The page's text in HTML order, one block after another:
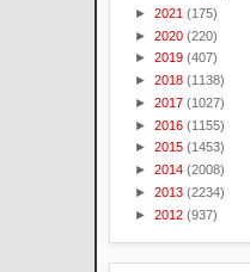
► 2021 (175)
► 2020 (220)
► 2019 (407)
► 2018 (1138)
► 2017 (1027)
► 2016 (1155)
► 2015 (1453)
► 2014 (2008)
► 2013 (2234)
► 2012 (937)